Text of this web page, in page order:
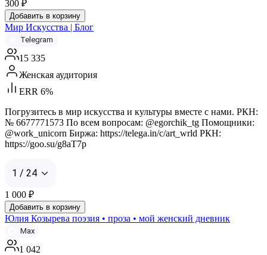
300 ₽
Добавить в корзину
Мир Искусства | Блог
Telegram
15 335
Женская аудитория
ERR 6%
Погрузитесь в мир искусства и культуры вместе с нами. РКН:
№ 6677771573 По всем вопросам: @egorchik_tg Помощники:
@work_unicorn Биржа: https://telega.in/c/art_wrld РКН:
https://goo.su/g8aT7p
1 / 24
1 000 ₽
Добавить в корзину
Юлия Козырева поэзия • проза • мой женский дневник
Max
1 042